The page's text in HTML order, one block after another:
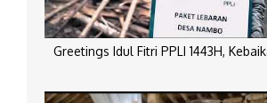
Greetings Idul Fitri PPLI 1443H,